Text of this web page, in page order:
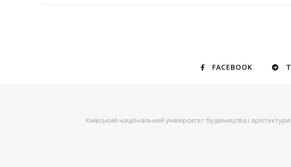
FACEBOOK
Київський національний університет будівництва і